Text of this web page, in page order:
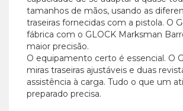
tamanhos de mãos, usando as
traseiras fornecidas com a pistola. O
fábrica com o GLOCK Marksman
maior precisão.
O equipamento certo é essencial. O
miras traseiras ajustáveis ​​e duas
assistência à carga. Tudo o que um
preparado precisa.